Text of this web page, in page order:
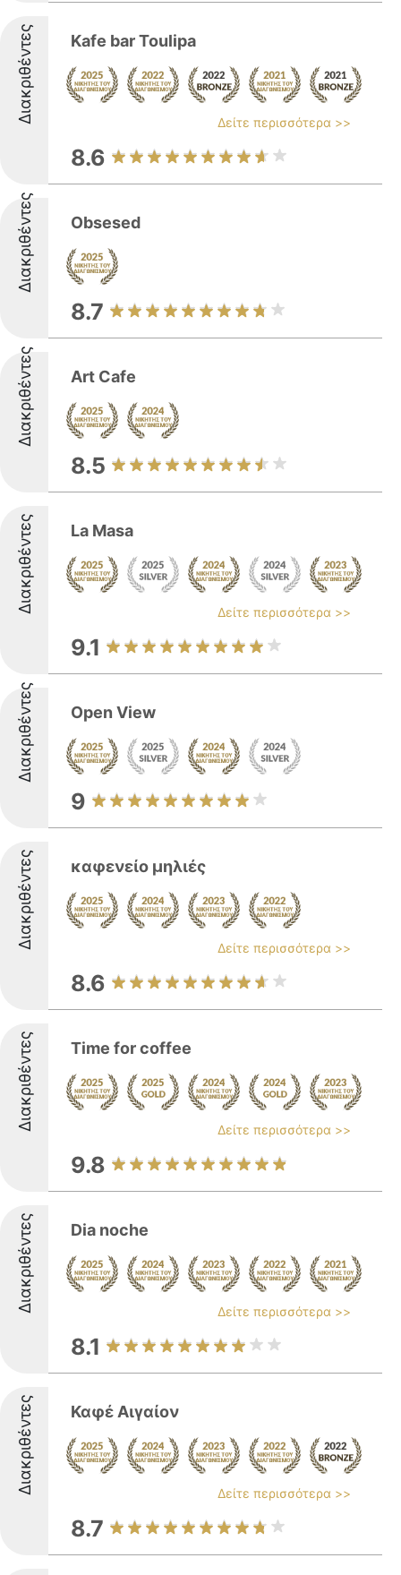
Διακριθέντες Kafe bar Toulipa
Δείτε περισσότερα >>
8.6
Διακριθέντες Obsesed
8.7
Διακριθέντες Art Cafe
8.5
Διακριθέντες La Masa
Δείτε περισσότερα >>
9.1
Διακριθέντες Open View
9
Διακριθέντες καφενείο μηλιές
Δείτε περισσότερα >>
8.6
Διακριθέντες Time for coffee
Δείτε περισσότερα >>
9.8
Διακριθέντες Dia noche
Δείτε περισσότερα >>
8.1
Διακριθέντες Καφέ Αιγαίον
Δείτε περισσότερα >>
8.7